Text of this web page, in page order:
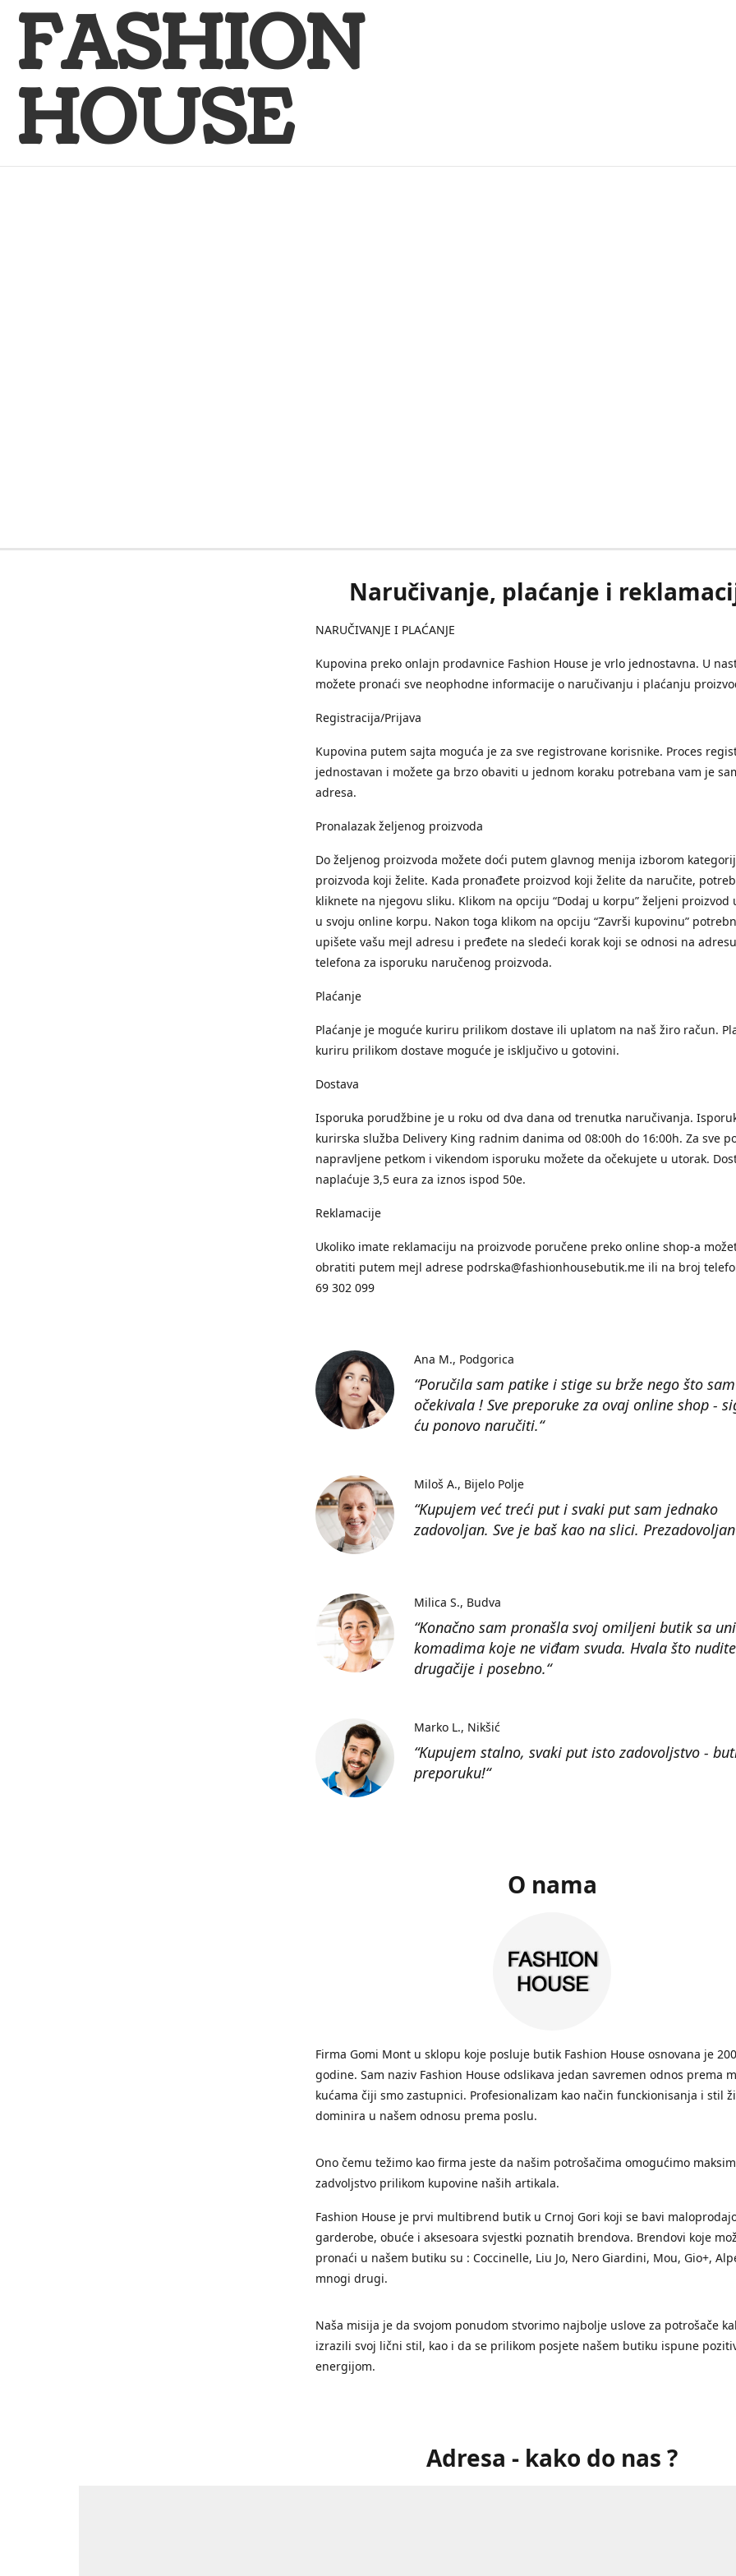
FASHION
HOUSE
Naručivanje, plaćanje i
NARUČIVANJE I PLAĆANJE
Kupovina preko onlajn prodavnice Fashion House je vrlo jednostavna. U
možete pronaći sve neophodne informacije o naručivanju i plaćanju
Registracija/Prijava
Kupovina putem sajta moguća je za sve registrovane korisnike. Proces
jednostavan i možete ga brzo obaviti u jednom koraku potrebana vam je
adresa.
Pronalazak željenog proizvoda
Do željenog proizvoda možete doći putem glavnog menija izborom
proizvoda koji želite. Kada pronađete proizvod koji želite da naručite,
kliknete na njegovu sliku. Klikom na opciju “Dodaj u korpu” željeni proizvod
u svoju online korpu. Nakon toga klikom na opciju “Završi kupovinu”
upišete vašu mejl adresu i pređete na sledeći korak koji se odnosi na
telefona za isporuku naručenog proizvoda.
Plaćanje
Plaćanje je moguće kuriru prilikom dostave ili uplatom na naš žiro račun.
kuriru prilikom dostave moguće je isključivo u gotovini.
Dostava
Isporuka porudžbine je u roku od dva dana od trenutka naručivanja.
kurirska služba Delivery King radnim danima od 08:00h do 16:00h. Za sve
napravljene petkom i vikendom isporuku možete da očekujete u utorak.
naplaćuje 3,5 eura za iznos ispod 50e.
Reklamacije
Ukoliko imate reklamaciju na proizvode poručene preko online shop-a
obratiti putem mejl adrese podrska@fashionhousebutik.me ili na broj
69 302 099
“Poručila sam patike i stige su brže nego što sam
očekivala ! Sve preporuke za ovaj online shop -
ću ponovo naručiti.“
Ana M. Podgorica
“Kupujem već treći put i svaki put sam jednako
zadovoljan. Sve je baš kao na slici.
Miloš A. Bijelo Polje
“Konačno sam pronašla svoj omiljeni butik sa
komadima koje ne viđam svuda. Hvala što
drugačije i posebno.“
Milica S. Budva
“Kupujem stalno, svaki put isto zadovoljstvo -
preporuku!“
Marko L. Nikšić
O nama
Firma Gomi Mont u sklopu koje posluje butik Fashion House osnovana je
godine. Sam naziv Fashion House odslikava jedan savremen odnos prema
kućama čiji smo zastupnici. Profesionalizam kao način funckionisanja i stil
dominira u našem odnosu prema poslu.
Ono čemu težimo kao firma jeste da našim potrošačima omogućimo
zadvoljstvo prilikom kupovine naših artikala.
Fashion House je prvi multibrend butik u Crnoj Gori koji se bavi
garderobe, obuće i aksesoara svjestki poznatih brendova. Brendovi koje
pronaći u našem butiku su : Coccinelle, Liu Jo, Nero Giardini, Mou, Gio+,
mnogi drugi.
Naša misija je da svojom ponudom stvorimo najbolje uslove za potrošače
izrazili svoj lični stil, kao i da se prilikom posjete našem butiku ispune
energijom.
Adresa - kako do nas ?